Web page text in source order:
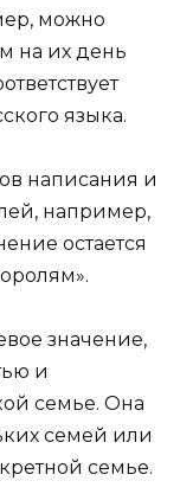
можно
на их день
языка.
написания и
например,
остается
значение,
и
семье. Она
семей или
семье.